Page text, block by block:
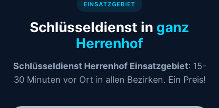
EINSATZGEBIET
Schlüsseldienst in ganz
Herrenhof
Schlüsseldienst Herrenhof Einsatzgebiet: 15-
30 Minuten vor Ort in allen Bezirken. Ein Preis!